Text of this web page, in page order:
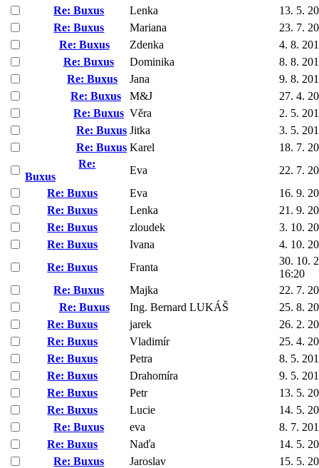
Re: Buxus
Lenka
13. 5.
Re: Buxus
Mariana
23. 7.
Re: Buxus
Zdenka
4. 8.
Re: Buxus
Dominika
8. 8.
Re: Buxus
Jana
9. 8.
Re: Buxus
M&J
27. 4.
Re: Buxus Věra
2. 5.
Re: Buxus Jitka
3. 5.
Re: Buxus Karel
18. 7.
Re:
Buxus
Eva
22. 7.
Re: Buxus
Eva
16. 9.
Re: Buxus
Lenka
21. 9.
Re: Buxus
zloudek
3. 10.
Re: Buxus
Ivana
4. 10.
Re: Buxus
Franta
30. 10.
16:20
Re: Buxus
Majka
22. 7.
Re: Buxus
Ing. Bernard LUKÁŠ
25. 8.
Re: Buxus
jarek
26. 2.
Re: Buxus
Vladimír
25. 4.
Re: Buxus
Petra
8. 5.
Re: Buxus
Drahomíra
9. 5.
Re: Buxus
Petr
13. 5.
Re: Buxus
Lucie
14. 5.
Re: Buxus
eva
8. 7.
Re: Buxus
Naďa
14. 5.
Re: Buxus
Jaroslav
15. 5.